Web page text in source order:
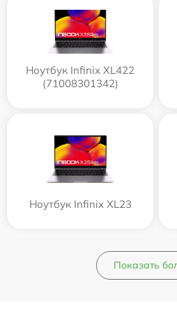
Ноутбук Infinix XL422
(71008301342)
Ноутбук Infinix XL23
Показать